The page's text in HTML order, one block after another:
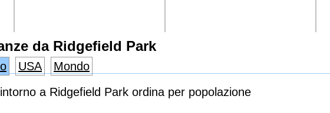
da Ridgefield Park
USA
Mondo
a Ridgefield Park ordina per popolazione